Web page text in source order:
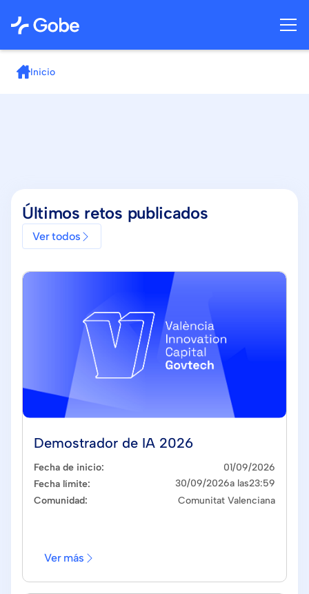
Inicio
Últimos retos publicados
Ver todos
Demostrador de IA 2026
Fecha de inicio: 01/09/2026
Fecha límite:
30/09/2026a las23:59
Comunidad:
Comunitat Valenciana
Ver más